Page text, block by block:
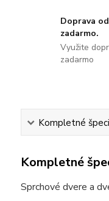
Doprava
zadarmo.
Využite
zadarmo
Kompletné
Kompletné
Sprchové dvere a